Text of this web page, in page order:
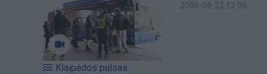
Klaipėdos pulsas
2006-08-22 12:00